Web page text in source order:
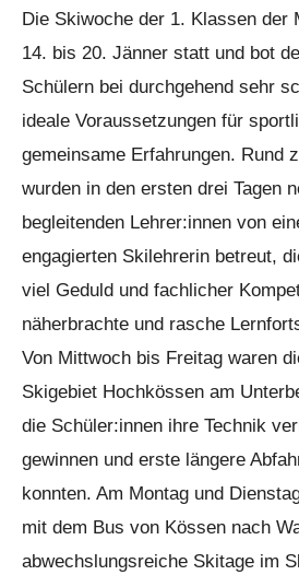
Die Skiwoche der 1. Klassen der
14. bis 20. Jänner statt und bot
Schülern bei durchgehend sehr
ideale Voraussetzungen für
gemeinsame Erfahrungen. Rund
wurden in den ersten drei Tagen
begleitenden Lehrer:innen von
engagierten Skilehrerin betreut,
viel Geduld und fachlicher
näherbrachte und rasche
Von Mittwoch bis Freitag waren
Skigebiet Hochkössen am
die Schüler:innen ihre Technik
gewinnen und erste längere
konnten. Am Montag und
mit dem Bus von Kössen nach
abwechslungsreiche Skitage im